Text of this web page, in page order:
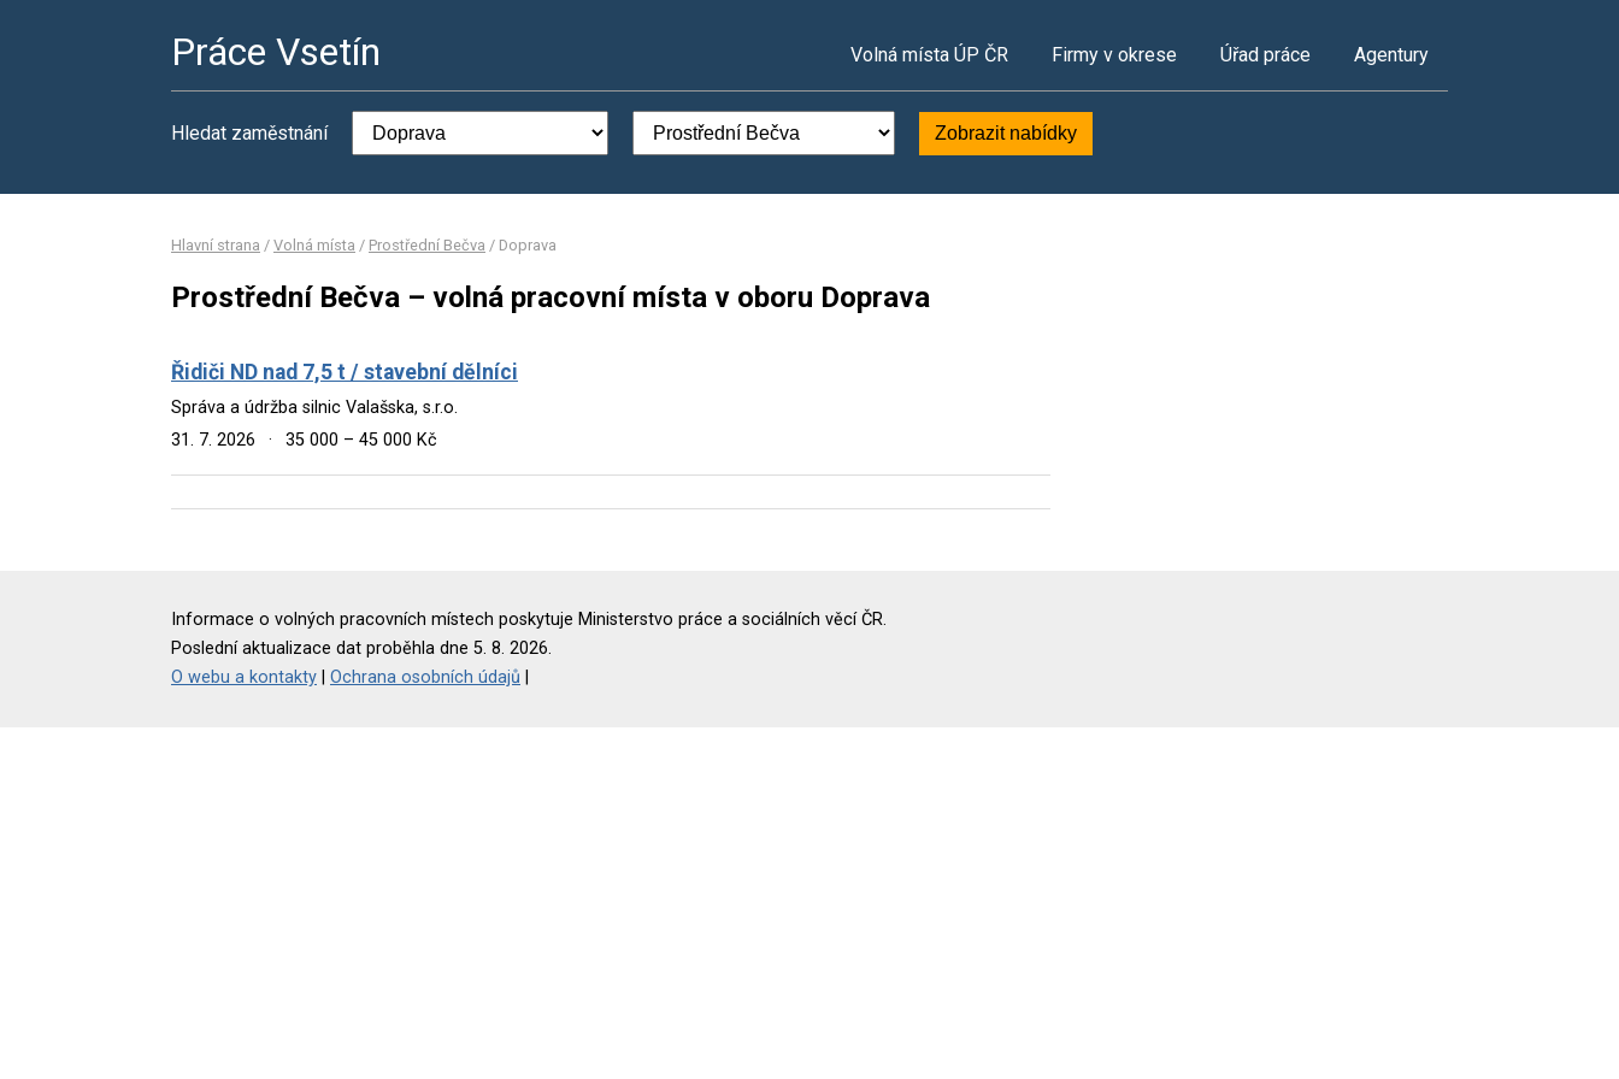
Práce Vsetín Volná místa ÚP ČR Firmy v okrese Úřad práce Agentury
Hledat zaměstnání Zobrazit nabídky
Hlavní strana / Volná místa / Prostřední Bečva / Doprava
Prostřední Bečva – volná pracovní místa v oboru Doprava
Řidiči ND nad 7,5 t / stavební dělníci
Správa a údržba silnic Valašska, s.r.o.
31. 7. 2026
· 35 000 – 45 000 Kč
Informace o volných pracovních místech poskytuje Ministerstvo práce a sociálních věcí ČR.
Poslední aktualizace dat proběhla dne 5. 8. 2026.
O webu a kontakty
Ochrana osobních údajů